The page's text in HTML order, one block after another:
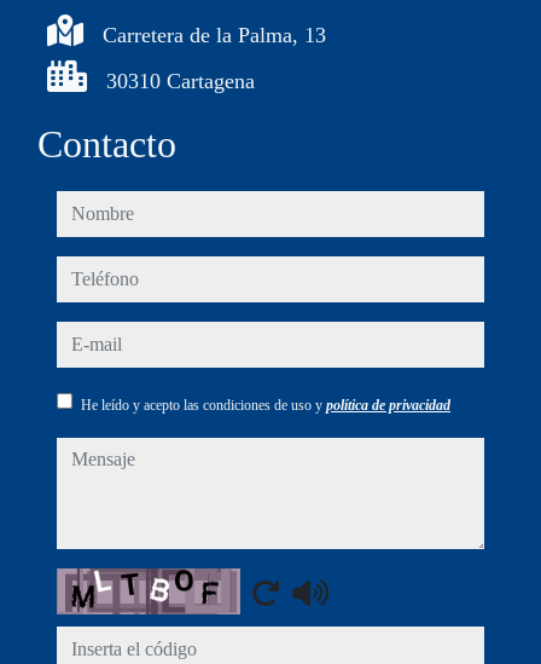
Carretera de la Palma, 13
30310 Cartagena
Contacto
nombre
teléfono
e-mail
He leído y acepto las condiciones de uso y política de privacidad
mensaje
Captcha